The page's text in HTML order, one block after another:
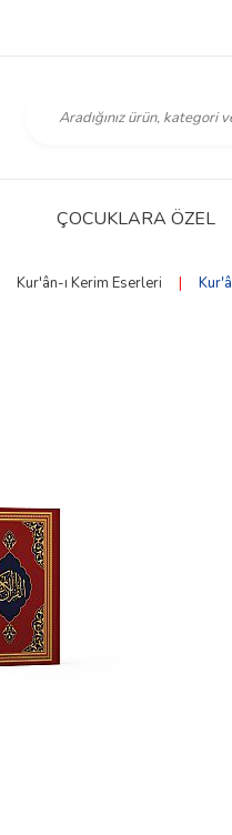
ÇOCUKLARA ÖZEL
Kur'ân-ı Kerim Eserleri |